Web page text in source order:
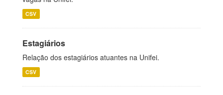
CSV
Estagiários
Relação dos estagiários atuantes na Unifei.
CSV